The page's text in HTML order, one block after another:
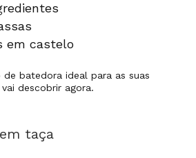
em castelo
de batedoraideal para as suas
descobrir agora.
taça